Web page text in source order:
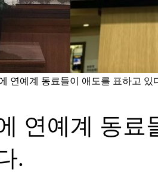
연예계 동료들이 애도를 표하고 있
연예계 동료
.